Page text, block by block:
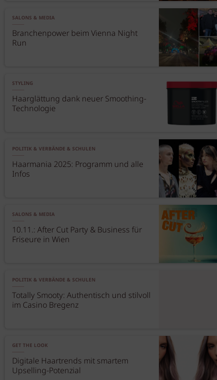
SALONS & MEDIA
Branchenpower beim Vienna Night
Run
STYLING
Haarglättung dank neuer Smoothing-
Technologie
POLITIK & VERBÄNDE & SCHULEN
Haarmania 2025: Programm und alle
Infos
SALONS & MEDIA
10.11.: After Cut Party & Business für
Friseure in Wien
POLITIK & VERBÄNDE & SCHULEN
Totally Smooty: Authentisch und stilvoll
im Casino Bregenz
GET THE LOOK
Digitale Haartrends mit smartem
Upselling-Potenzial